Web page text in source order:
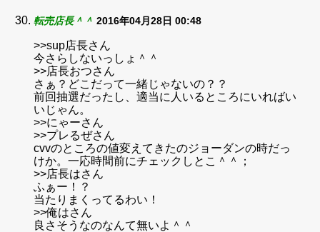
転売店長＾＾ 2016年04月28日 00:48
>>sup店長さん
今さらしないっしょ＾＾
>>店長おつさん
さぁ？どこだって一緒じゃないの？？
前回抽選だったし、適当に人いるところにいればい
いじゃん。
>>にゃーさん
>>プレるぜさん
cvvのところの値変えてきたのジョーダンの時だっ
けか。一応時間前にチェックしとこ＾＾；
>>店長はさん
ふぁー！？
当たりまくってるわい！
>>俺はさん
良さそうなのなんて無いよ＾＾